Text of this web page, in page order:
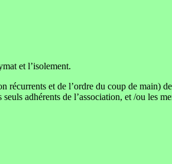
et l’isolement.
et de l’ordre du coup de main)
adhérents de l’association, et /ou les